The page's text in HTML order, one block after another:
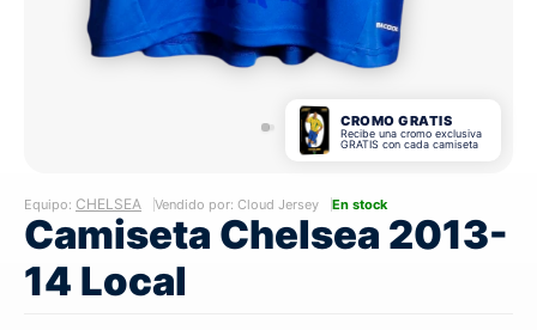
CROMO GRATIS
Recibe una cromo exclusiva
GRATIS con cada camiseta
Equipo: CHELSEA Vendido por: Cloud Jersey En stock
Camiseta Chelsea 2013-
14 Local